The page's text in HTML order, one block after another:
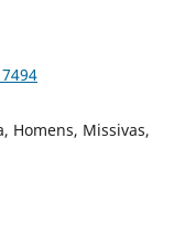
Homens, Missivas,